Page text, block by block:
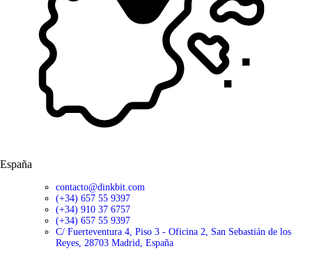
España
contacto@dinkbit.com
(+34) 657 55 9397
(+34) 910 37 6757
(+34) 657 55 9397
C/ Fuerteventura 4, Piso 3 - Oficina 2, San Sebastián de los
Reyes, 28703 Madrid, España